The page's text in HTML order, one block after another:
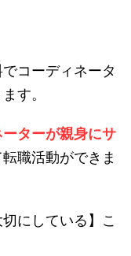
コーディネータ
す。
ターが親身にサ
職活動ができま
にしている】こ